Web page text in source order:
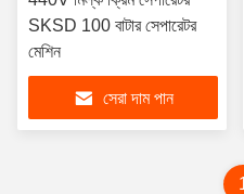
SKSD 100 বাটার সেপারেটর
মেশিন
সেরা দাম পান